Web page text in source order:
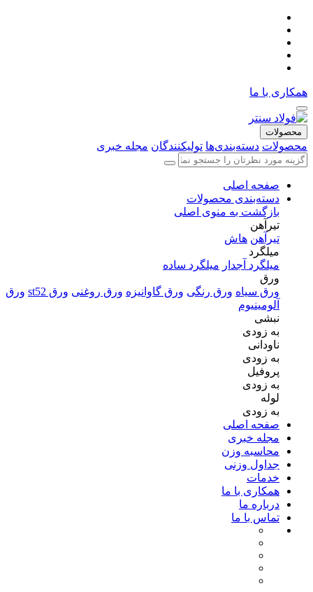
همکاری با ما
محصولات
محصولات دسته‌بندی‌ها تولیکنندگان مجله خبری
صفحه اصلی
دسته‌بندی محصولات
بازگشت به منوی اصلی
تیرآهن
تیرآهن هاش
میلگرد
میلگرد آجدار میلگرد ساده
ورق
ورق سیاه ورق رنگی ورق گاوانیزه ورق روغنی ورق st52
ورق
آلومینیوم
نبشی
به زودی
ناودانی
به زودی
پروفیل
به زودی
لوله
به زودی
صفحه اصلی
مجله خبری
محاسبه وزن
جداول وزنی
خدمات
همکاری با ما
درباره ما
تماس با ما